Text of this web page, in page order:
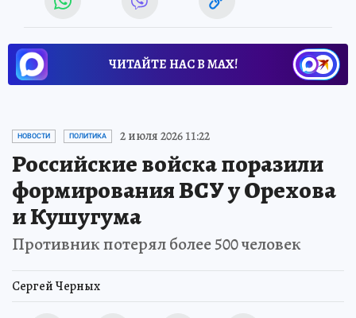
ЧИТАЙТЕ НАС В МАХ!
НОВОСТИ ПОЛИТИКА 2 июля 2026 11:22
Российские войска поразили
формирования ВСУ у Орехова
и Кушугума
Противник потерял более 500 человек
Сергей Черных